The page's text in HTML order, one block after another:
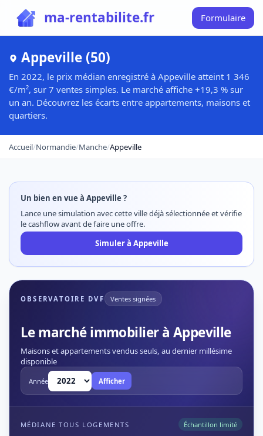
ma-rentabilite.fr Formulaire
Appeville (50)
En 2022, le prix médian enregistré à Appeville atteint 1 346
€/m², sur 7 ventes simples. Le marché affiche +19,3 % sur
un an. Découvrez les écarts entre appartements, maisons et
quartiers.
Accueil/Normandie/Manche/Appeville
Un bien en vue à Appeville ?
Lance une simulation avec cette ville déjà sélectionnée et vérifie
le cashflow avant de faire une offre.
Simuler à Appeville
OBSERVATOIRE DVF Ventes signées
Le marché immobilier à Appeville
Maisons et appartements vendus seuls, au dernier millésime
disponible
Année Afficher
MÉDIANE TOUS LOGEMENTS Échantillon limité